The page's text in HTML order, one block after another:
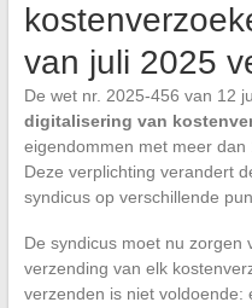
van juli 2025
De wet nr. 2025-456 van 12
digitalisering van
eigendommen met meer dan
Deze verplichting verandert
syndicus op verschillende
De syndicus moet nu zorgen
verzending van elk
verzenden is niet voldoende: